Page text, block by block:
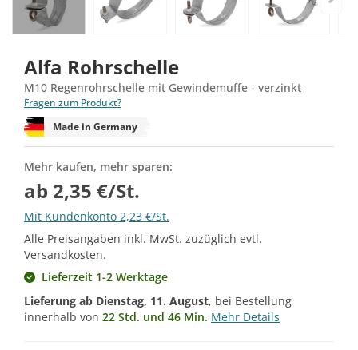
Alfa Rohrschelle
M10 Regenrohrschelle mit Gewindemuffe - verzinkt
Fragen zum Produkt?
Made in Germany
Mehr kaufen, mehr sparen:
ab 2,35 €/St.
Mit Kundenkonto 2,23 €/St.
Alle Preisangaben inkl. MwSt. zuzüglich evtl.
Versandkosten.
Lieferzeit 1-2 Werktage
Lieferung ab Dienstag, 11. August, bei Bestellung
innerhalb von 22 Std. und 46 Min. Mehr Details